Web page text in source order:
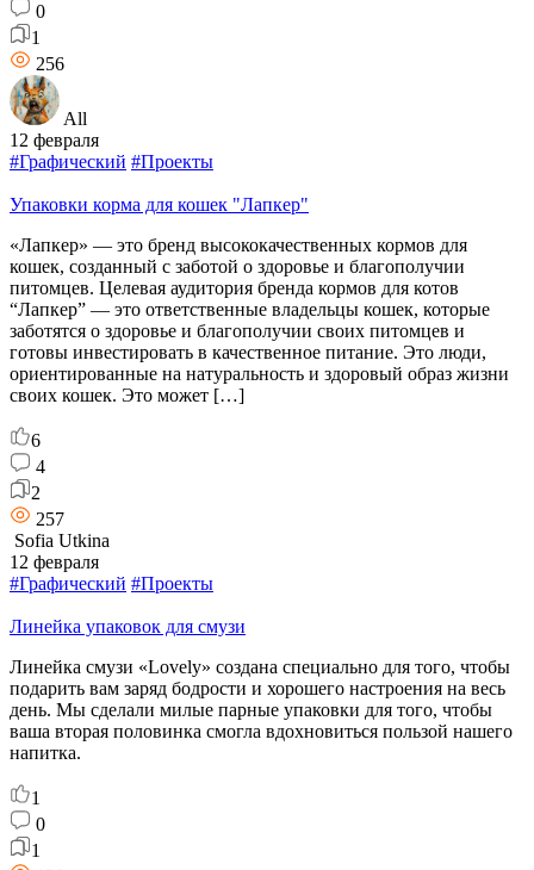
0
1
256
All
12 февраля
#Графический #Проекты
Упаковки корма для кошек "Лапкер"
«Лапкер» — это бренд высококачественных кормов для
кошек, созданный с заботой о здоровье и благополучии
питомцев. Целевая аудитория бренда кормов для котов
“Лапкер” — это ответственные владельцы кошек, которые
заботятся о здоровье и благополучии своих питомцев и
готовы инвестировать в качественное питание. Это люди,
ориентированные на натуральность и здоровый образ жизни
своих кошек. Это может […]
6
4
2
257
Sofia Utkina
12 февраля
#Графический #Проекты
Линейка упаковок для смузи
Линейка смузи «Lovely» создана специально для того, чтобы
подарить вам заряд бодрости и хорошего настроения на весь
день. Мы сделали милые парные упаковки для того, чтобы
ваша вторая половинка смогла вдохновиться пользой нашего
напитка.
1
0
1